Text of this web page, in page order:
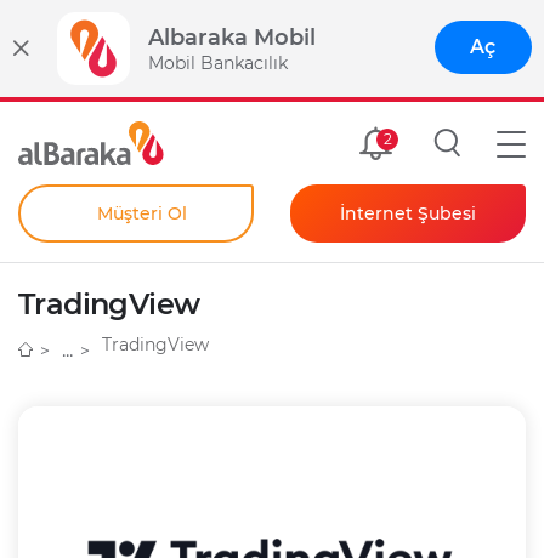
Albaraka Mobil
Mobil Bankacılık
Aç
Size Özel
2
Müşteri Ol
Kendim İçin
Şahıs Firmam İçin
İnternet Şubesi
Bireysel
TradingView
TradingView